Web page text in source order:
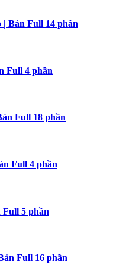
Bản Full 14 phần
Full 4 phần
Full 18 phần
Full 4 phần
Full 5 phần
Full 16 phần